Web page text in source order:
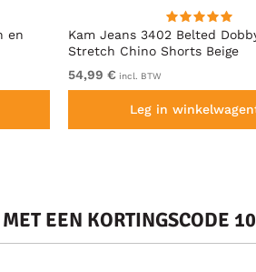
en
Kam Jeans 3402 Belted
Stretch Chino Shorts Beige
54,99 € incl. BTW
Leg in
EEN KORTINGSCODE